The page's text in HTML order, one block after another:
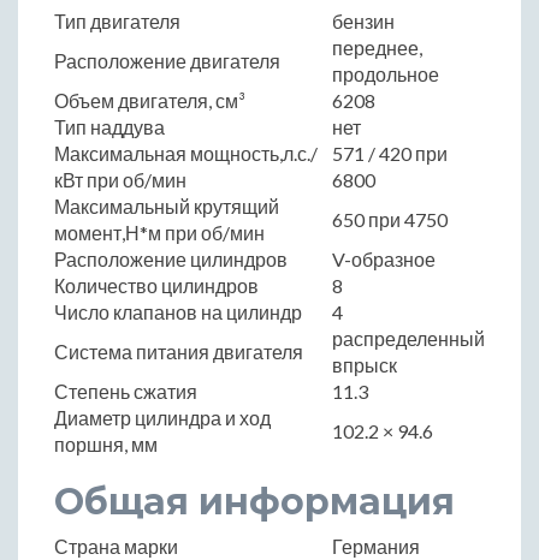
Тип двигателя
бензин
Расположение двигателя
переднее,
продольное
Объем двигателя, см³
6208
Тип наддува
нет
Максимальная мощность,л.с./
кВт при об/мин
571 / 420 при
6800
Максимальный крутящий
момент,Н*м при об/мин
650 при 4750
Расположение цилиндров
V-образное
Количество цилиндров
8
Число клапанов на цилиндр
4
Система питания двигателя
распределенный
впрыск
Степень сжатия
11.3
Диаметр цилиндра и ход
поршня, мм
102.2 × 94.6
Общая информация
Страна марки Германия